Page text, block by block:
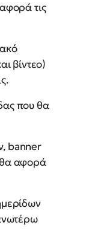
τις
βίντεο)
που θα
banner
θα αφορά